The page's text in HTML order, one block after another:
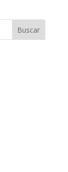
Buscar